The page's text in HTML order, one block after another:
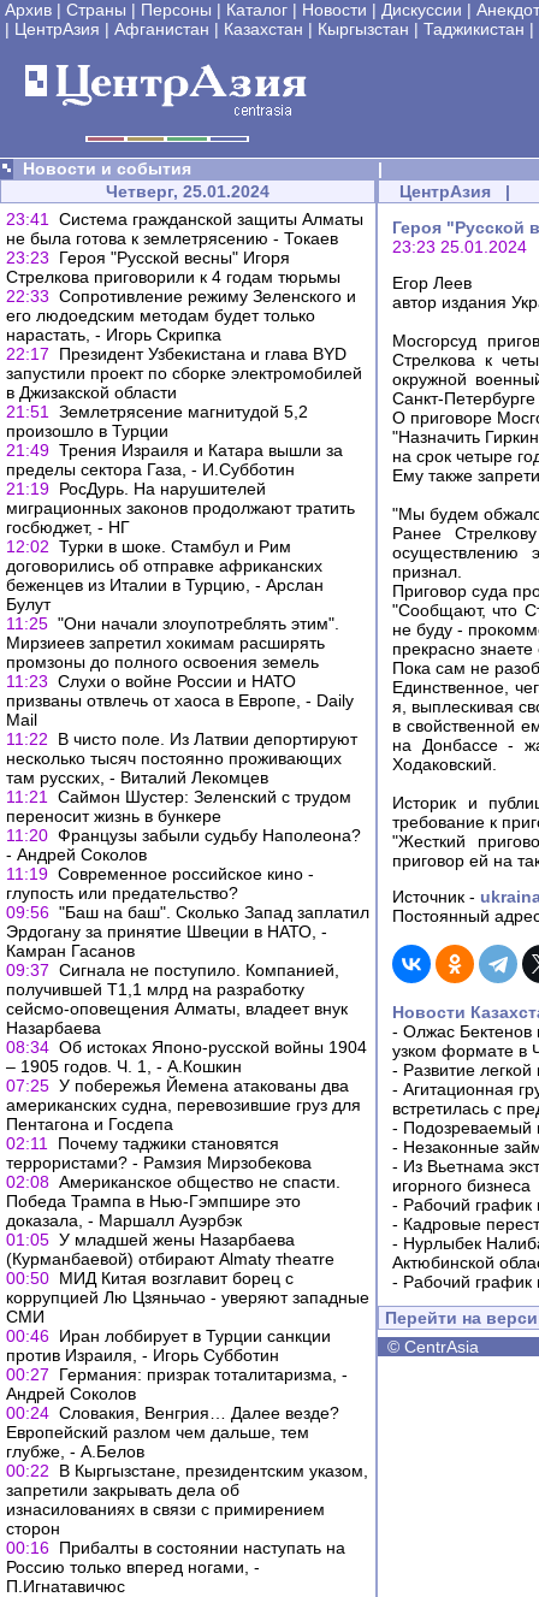
Архив | Страны | Персоны | Каталог | Новости | Дискуссии |
| ЦентрАзия | Афганистан | Казахстан | Кыргызстан | Таджикистан |
Новости и события
|
Четверг, 25.01.2024
23:41
Система гражданской защиты Алматы
не была готова к землетрясению - Токаев
23:23
Героя "Русской весны" Игоря
Стрелкова приговорили к 4 годам тюрьмы
22:33 Сопротивление режиму Зеленского и
его людоедским методам будет только
нарастать, - Игорь Скрипка
22:17
Президент Узбекистана и глава BYD
запустили проект по сборке электромобилей
в Джизакской области
21:51
Землетрясение магнитудой 5,2
произошло в Турции
21:49 Трения Израиля и Катара вышли за
пределы сектора Газа, - И.Субботин
21:19 РосДурь. На нарушителей
миграционных законов продолжают тратить
госбюджет, - НГ
12:02 Турки в шоке. Стамбул и Рим
договорились об отправке африканских
беженцев из Италии в Турцию, - Арслан
Булут
11:25 "Они начали злоупотреблять этим".
Мирзиеев запретил хокимам расширять
промзоны до полного освоения земель
11:23 Слухи о войне России и НАТО
призваны отвлечь от хаоса в Европе, - Daily
Mail
11:22
В чисто поле. Из Латвии депортируют
несколько тысяч постоянно проживающих
там русских, - Виталий Лекомцев
11:21
Саймон Шустер: Зеленский с трудом
переносит жизнь в бункере
11:20 Французы забыли судьбу Наполеона?
- Андрей Соколов
11:19 Современное российское кино -
глупость или предательство?
09:56 "Баш на баш". Сколько Запад заплатил
Эрдогану за принятие Швеции в НАТО, -
Камран Гасанов
09:37 Сигнала не поступило. Компанией,
получившей Т1,1 млрд на разработку
сейсмо-оповещения Алматы, владеет внук
Назарбаева
08:34 Об истоках Японо-русской войны 1904
– 1905 годов. Ч. 1, - А.Кошкин
07:25 У побережья Йемена атакованы два
американских судна, перевозившие груз для
Пентагона и Госдепа
02:11
Почему таджики становятся
террористами? - Рамзия Мирзобекова
02:08 Американское общество не спасти.
Победа Трампа в Нью-Гэмпшире это
доказала, - Маршалл Ауэрбэк
01:05 У младшей жены Назарбаева
(Курманбаевой) отбирают Almaty тheaтre
00:50 МИД Китая возглавит борец с
коррупцией Лю Цзяньчао - уверяют западные
СМИ
00:46 Иран лоббирует в Турции санкции
против Израиля, - Игорь Субботин
00:27
Германия: призрак тоталитаризма, -
Андрей Соколов
00:24 Словакия, Венгрия… Далее везде?
Европейский разлом чем дальше, тем
глубже, - А.Белов
00:22
В Кыргызстане, президентским указом,
запретили закрывать дела об
изнасилованиях в связи с примирением
сторон
00:16 Прибалты в состоянии наступать на
Россию только вперед ногами, -
П.Игнатавичюс
ЦентрАзия |
Героя "Русской
23:23 25.01.2024
Егор Леев
автор издания
Мосгорсуд
Стрелкова к
окружной
Санкт-Петербурге
О приговоре
"Назначить
на срок четыре
Ему также
"Мы будем
Ранее
осуществлению
признал.
Приговор суда
"Сообщают, что
не буду -
прекрасно
Пока сам не
Единственное,
я, выплескивая
в свойственной
на Донбассе -
Ходаковский.
Историк и
требование к
"Жесткий
приговор ей на
Источник -
Постоянный
Новости
- Олжас Бектенов
узком формате в
- Развитие
- Агитационная
встретилась с
- Подозреваемый
- Незаконные
- Из Вьетнама
игорного бизнеса
- Рабочий график
- Кадровые
- Нурлыбек
Актюбинской
- Рабочий график
Перейти на
© CentrAsia